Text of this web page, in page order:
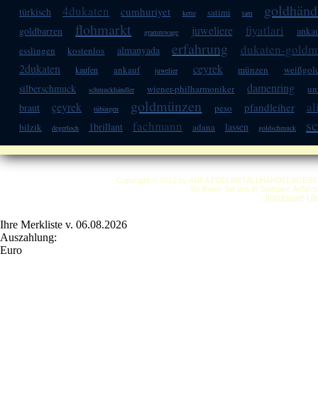
türkisch 4dukaten cumhuriyet kette satimi tam
goldbarren flohmarkt grammwage juweliere fiyatlari
esslingen kostenlos almanyada erfahrung dukaten-
2dukaten kaufen ankauf juwelier ceyrek münzen
silberschmuck schmuckhändler wiener-philharmoniker damenring
braut çeyrek tübingen goldmünzen peso pfandleiher
bilzik degerloch 1brillant fachmann adana lassen goldschmuck
Copyright © 2012 by ANKA
So finden Sie uns in Stuttgart:
Impressum|
Ihre Merkliste v. 06.08.2026
Auszahlung:
Euro